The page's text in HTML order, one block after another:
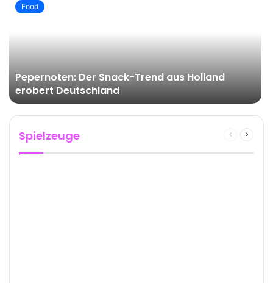
Food
Pepernoten: Der Snack-Trend aus Holland
erobert Deutschland
Spielzeuge
Previous